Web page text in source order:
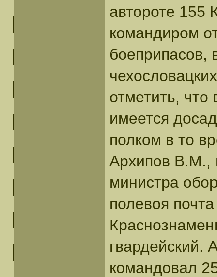
автороте 155
командиром
боеприпасов,
отметить,
имеется
полком в то
Архипов В.М.,
министра
полевоя
гвардейский.
командовал